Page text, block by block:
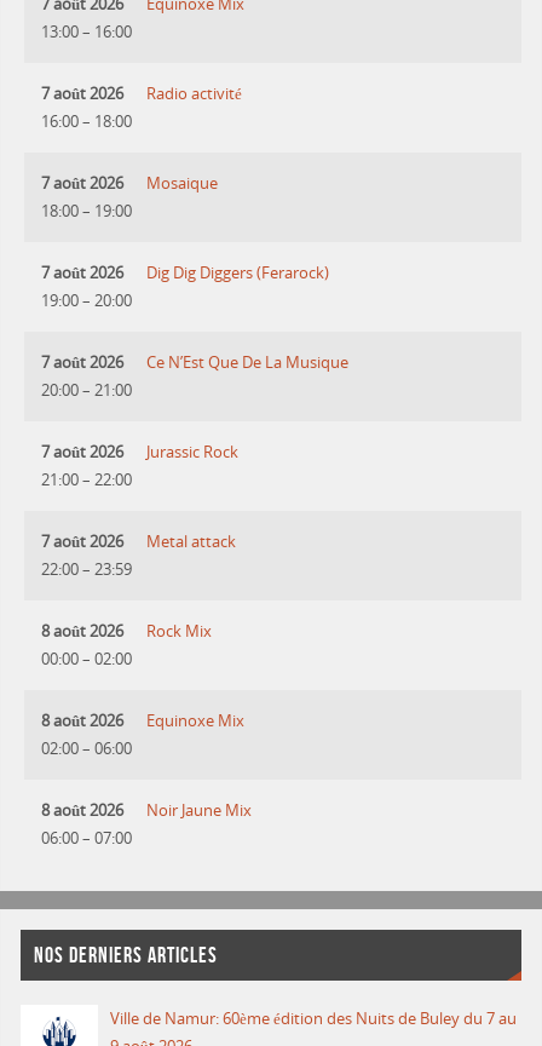
7 août 2026
13:00– 16:00
Equinoxe Mix
7 août 2026
16:00– 18:00
Radio activité
7 août 2026
18:00– 19:00
Mosaique
7 août 2026
19:00– 20:00
Dig Dig Diggers (Ferarock)
7 août 2026
20:00– 21:00
Ce N’Est Que De La Musique
7 août 2026
21:00– 22:00
Jurassic Rock
7 août 2026
22:00– 23:59
Metal attack
8 août 2026
00:00– 02:00
Rock Mix
8 août 2026
02:00– 06:00
Equinoxe Mix
8 août 2026
06:00– 07:00
Noir Jaune Mix
NOS DERNIERS ARTICLES
Ville de Namur: 60ème édition des Nuits de Buley du 7 au